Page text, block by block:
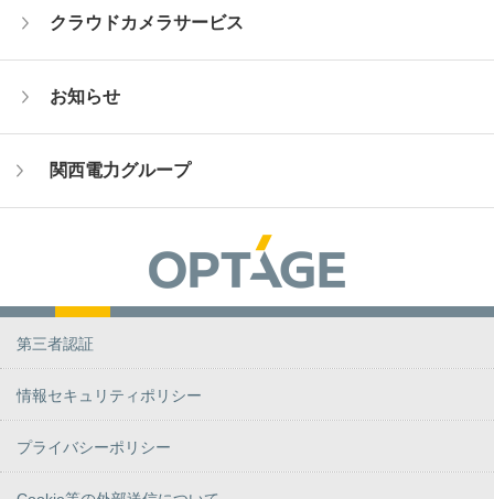
クラウドカメラサービス
お知らせ
関西電力グループ
第三者認証
情報セキュリティポリシー
プライバシーポリシー